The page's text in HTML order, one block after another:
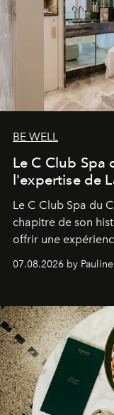
BE WELL
Le C Club Spa
l'expertise de
Le C Club Spa du
chapitre de son
offrir une
07.08.2026 by